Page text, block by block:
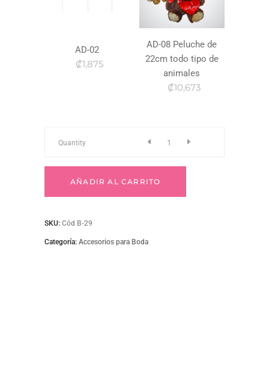
AD-02
₡1,875
AD-08 Peluche de
22cm todo tipo de
animales
₡10,673
B-
Quantity
AÑADIR AL CARRITO
SKU: Cód B-29
Categoría: Accesorios para Boda